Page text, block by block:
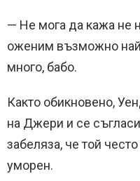
— Не мога да кажа не
оженим възможно
много, бабо.
Както обикновено,
на Джери и се
забеляза, че той
уморен.